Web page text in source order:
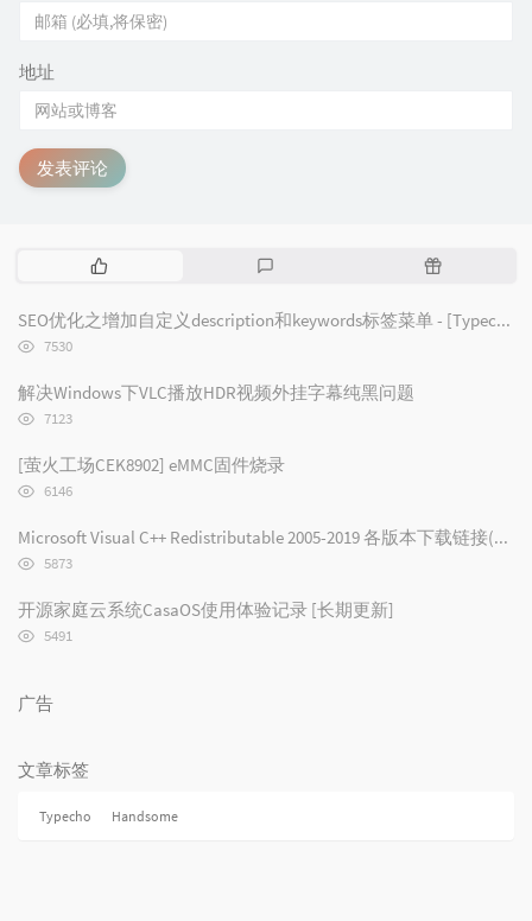
地址
发表评论
热
文
评
随
文
SEO优化之增加自定义description和keywords标签菜单 - [Typecho/Handsome]
浏
次
数:
7530
解决Windows下VLC播放HDR视频外挂字幕纯黑问题
浏
次
数:
7123
[萤火工场CEK8902] eMMC固件烧录
浏
数:
6146
Microsoft Visual C++ Redistributable 2005-2019 各版本下载链接(2019/2017/2015/2013/2012/2010/2008/2005)
浏
次
数:
5873
开源家庭云系统CasaOS使用体验记录 [长期更新]
浏
数:
5491
广告
文章标签
Typecho Handsome